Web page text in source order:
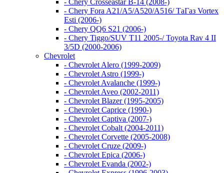
- Chery Crosseastar B-14 (2008-)
- Chery Fora A21/A5/A520/A516/ ТаГаз Vortex
Esti (2006-)
- Chery QQ6 S21 (2006-)
- Chery Tiggo/SUV T11 2005-/ Toyota Rav 4 II
3/5D (2000-2006)
Chevrolet
- Chevrolet Alero (1999-2009)
- Chevrolet Astro (1999-)
- Chevrolet Avalanche (1999-)
- Chevrolet Aveo (2002-2011)
- Chevrolet Blazer (1995-2005)
- Chevrolet Caprice (1990-)
- Chevrolet Captiva (2007-)
- Chevrolet Cobalt (2004-2011)
- Chevrolet Corvette (2005-2008)
- Chevrolet Cruze (2009-)
- Chevrolet Epica (2006-)
- Chevrolet Evanda (2002-)